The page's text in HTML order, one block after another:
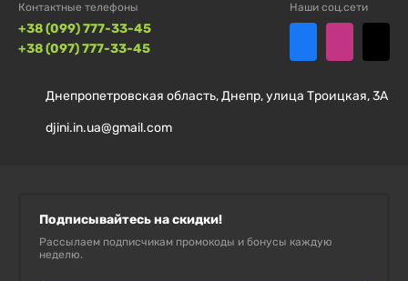
Контактные телефоны
+38 (099) 777-33-45
+38 (097) 777-33-45
Наши соц.сети
Днепропетровская область, Днепр, улица Троицкая, 3А
djini.in.ua@gmail.com
Подписывайтесь на скидки!
Рассылаем подписчикам промокоды и бонусы каждую
неделю.